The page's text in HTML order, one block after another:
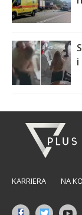
i
KARRIERA NA